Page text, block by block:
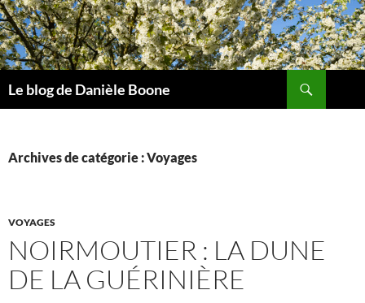
Aller
au
contenu
Le blog de Danièle Boone
Archives de catégorie : Voyages
VOYAGES
NOIRMOUTIER : LA DUNE
DE LA GUÉRINIÈRE